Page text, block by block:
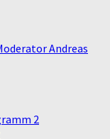
Andreas
2